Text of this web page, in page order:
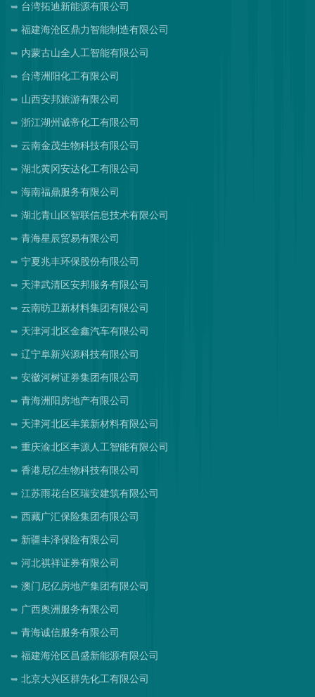
台湾拓迪新能源有限公司
福建海沧区鼎力智能制造有限公司
内蒙古山全人工智能有限公司
台湾洲阳化工有限公司
山西安邦旅游有限公司
浙江湖州诚帝化工有限公司
云南金茂生物科技有限公司
湖北黄冈安达化工有限公司
海南福鼎服务有限公司
湖北青山区智联信息技术有限公司
青海星辰贸易有限公司
宁夏兆丰环保股份有限公司
天津武清区安邦服务有限公司
云南昉卫新材料集团有限公司
天津河北区金鑫汽车有限公司
辽宁阜新兴源科技有限公司
安徽河树证券集团有限公司
青海洲阳房地产有限公司
天津河北区丰策新材料有限公司
重庆渝北区丰源人工智能有限公司
香港尼亿生物科技有限公司
江苏雨花台区瑞安建筑有限公司
西藏广汇保险集团有限公司
新疆丰泽保险有限公司
河北祺祥证券有限公司
澳门尼亿房地产集团有限公司
广西奥洲服务有限公司
青海诚信服务有限公司
福建海沧区昌盛新能源有限公司
北京大兴区群先化工有限公司